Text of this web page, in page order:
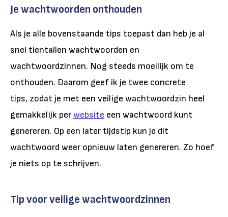
Je wachtwoorden onthouden
Als je alle bovenstaande tips toepast dan heb je al
snel tientallen wachtwoorden en
wachtwoordzinnen. Nog steeds moeilijk om te
onthouden. Daarom geef ik je twee concrete
tips, zodat je met een veilige wachtwoordzin heel
gemakkelijk perwebsite een wachtwoord kunt
genereren. Op een later tijdstip kun je dit
wachtwoord weer opnieuw laten genereren. Zo hoef
je niets op te schrijven.
Tip voor veilige wachtwoordzinnen